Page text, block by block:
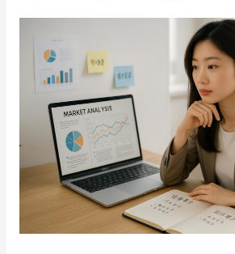
增长俱乐部
增长俱乐部 有赞商盟
商家社区 社群交流
合作共进
入驻有赞 认证代理商
认证服务商 设计服务商